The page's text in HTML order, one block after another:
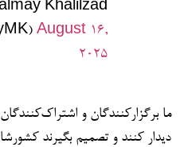
Khalilzad
August 16,
2025
ما برگزارکنندگان و
دیدار کنند و تصمیم بگیرند